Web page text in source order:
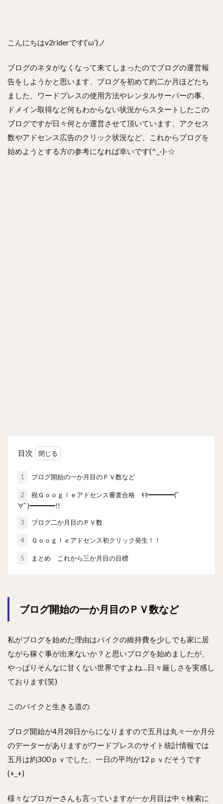
こんにちはv2riderです(‘ω’)ノ
ブログのネタがなくなって来てしまったのでブログの運営報
告をしようかと思います、ブログを初めて約二か月ほどたち
ました、ワードプレスの使用方法やレンタルサーバーの事、
ドメイン取得など何もわからない状況からスタートしたこの
ブログですが日々何とか運営させて頂いています、アクセス
数やアドセンス広告のクリック状況など、これからブログを
始めようとする方の参考になれば幸いです(^_-)-☆
目次
1 ブログ開始の一か月目のＰＶ数など
2
祝Ｇｏｏｇｌｅアドセンス審査合格 ｷﾀ━━━━(ﾟ
∀ﾟ)━━━━!!
3 ブログ二か月目のＰＶ数
4 Ｇｏｏｇｌｅアドセンス初クリック発生！！
5 まとめ これから三か月目の目標
ブログ開始の一か月目のＰＶ数など
私がブログを始めた理由はバイクの維持費を少しでも家に居
ながら稼ぐ事が出来ないか？と思いブログを始めましたが、
やっぱりそんなに甘くない世界ですよね…日々厳しさを実感し
ております(笑)
このバイクと生きる道の
ブログ開始が4月28日からになりますので五月は丸々一か月分
のデーターがありますがワードプレスのサイト統計情報では
五月は約300ｐｖでした、一日の平均が12ｐｖだそうです
(+_+)
様々なブロガーさんも言っていますが一か月目は中々検索に